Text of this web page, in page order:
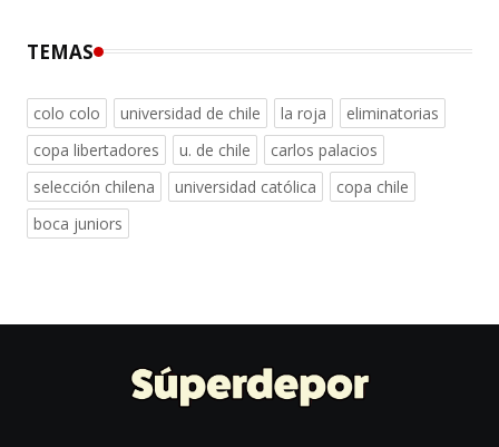
TEMAS
colo colo universidad de chile la roja
eliminatorias
copa libertadores
u. de chile
carlos palacios
selección chilena
universidad católica
copa chile
boca juniors